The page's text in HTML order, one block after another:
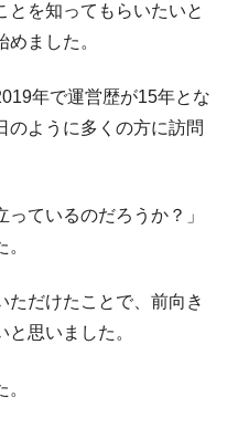
とを知ってもらいたいと
ました。
年で運営歴が15年とな
のように多くの方に訪問
ているのだろうか？」
ただけたことで、前向き
思いました。